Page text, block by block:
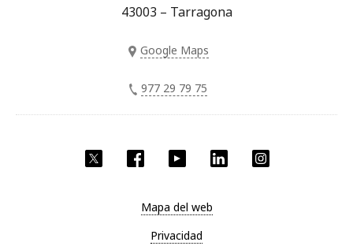
Twitter Facebook YouTube LinkedIn
43003 – Tarragona
Google Maps
977 29 79 75
Mapa del web
Privacidad